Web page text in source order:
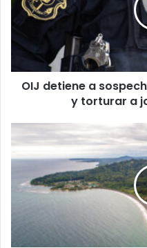
privar
libertad
y
torturar
de
años
OIJ detiene a
y torturar a
extremo
en
Caribe
arena